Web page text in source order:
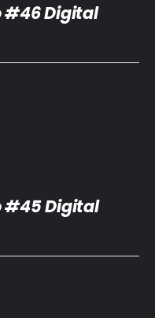
#46 Digital
#45 Digital